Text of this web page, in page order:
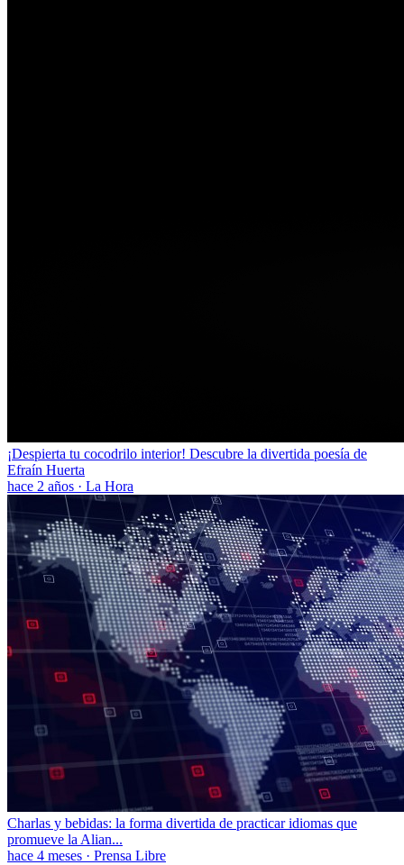
¡Despierta tu cocodrilo interior! Descubre la divertida poesía de
Efraín Huerta
hace 2 años · La Hora
Charlas y bebidas: la forma divertida de practicar idiomas que
promueve la Alian...
hace 4 meses · Prensa Libre